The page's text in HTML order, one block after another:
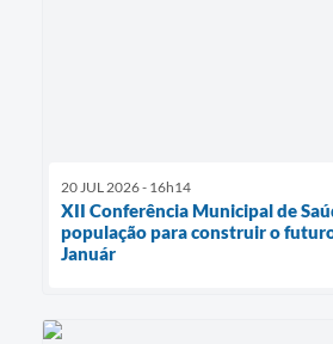
20 JUL 2026 - 16h14
XII Conferência Municipal de
população para construir o
Január